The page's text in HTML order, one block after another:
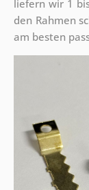
liefern wir 1
den Rahmen
am besten